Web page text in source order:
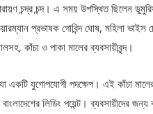
চন্দ্র চন্দ। এ সময় উপস্থিত ছিলেন
প্রভাষক গোবিন্দ ঘোষ, মহিলা ভাইস
কাঁচা ও পাকা মালের ব্যবসায়ীবৃন্দ।
যা একটি যুগোপযোগী পদক্ষেপ। এই কাঁচা
লিডিং পয়েন্ট। ব্যবসায়ীদের জন্য